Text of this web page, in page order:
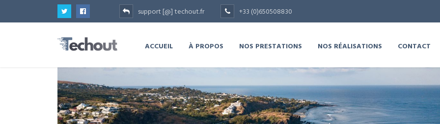
support [@] techout.fr +33 (0)650508830
ACCUEIL À PROPOS NOS PRESTATIONS NOS RÉALISATIONS CONTACT